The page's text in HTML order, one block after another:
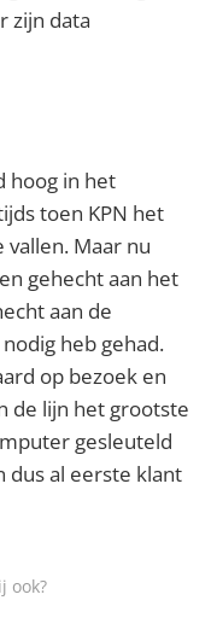
zijn data
hoog in het
toen KPN het
Maar nu
gehecht aan het
aan de
heb gehad.
op bezoek en
de lijn het grootste
gesleuteld
dus al eerste klant
ook?